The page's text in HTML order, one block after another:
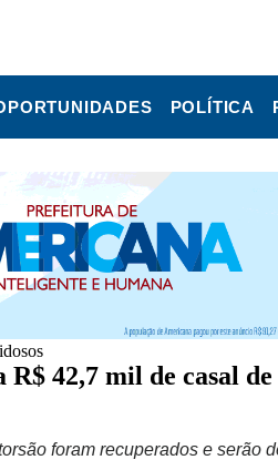
POLÍTICA
42,7 mil de casal de
foram recuperados e serão